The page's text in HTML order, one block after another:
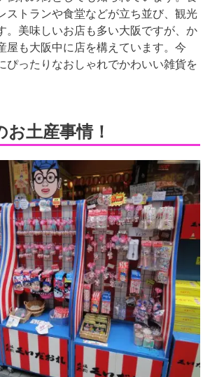
ストランや食堂などが立ち並び、観光
。美味しいお店も多い大阪ですが、か
屋も大阪中に店を構えています。今
ぴったりなおしゃれでかわいい雑貨を
土産事情！